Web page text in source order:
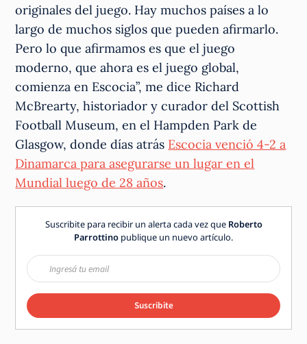
originales del juego. Hay muchos países a lo
largo de muchos siglos que pueden afirmarlo.
Pero lo que afirmamos es que el juego
moderno, que ahora es el juego global,
comienza en Escocia”, me dice Richard
McBrearty, historiador y curador del Scottish
Football Museum, en el Hampden Park de
Glasgow, donde días atrás Escocia venció 4-2 a
Dinamarca para asegurarse un lugar en el
Mundial luego de 28 años.
Suscribite para recibir un alerta cada vez que Roberto
Parrottino publique un nuevo artículo.
Suscribite